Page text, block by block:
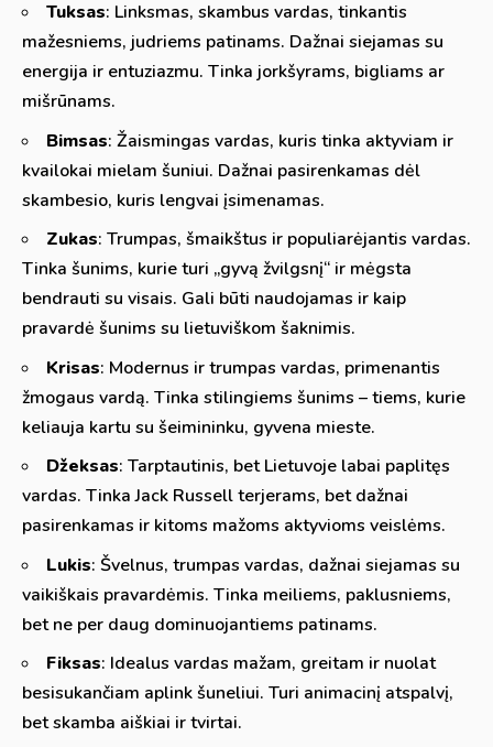
Tuksas: Linksmas, skambus vardas, tinkantis
mažesniems, judriems patinams. Dažnai siejamas su
energija ir entuziazmu. Tinka jorkšyrams, bigliams ar
mišrūnams.
Bimsas: Žaismingas vardas, kuris tinka aktyviam ir
kvailokai mielam šuniui. Dažnai pasirenkamas dėl
skambesio, kuris lengvai įsimenamas.
Zukas: Trumpas, šmaikštus ir populiarėjantis vardas.
Tinka šunims, kurie turi „gyvą žvilgsnį“ ir mėgsta
bendrauti su visais. Gali būti naudojamas ir kaip
pravardė šunims su lietuviškom šaknimis.
Krisas: Modernus ir trumpas vardas, primenantis
žmogaus vardą. Tinka stilingiems šunims – tiems, kurie
keliauja kartu su šeimininku, gyvena mieste.
Džeksas: Tarptautinis, bet Lietuvoje labai paplitęs
vardas. Tinka Jack Russell terjerams, bet dažnai
pasirenkamas ir kitoms mažoms aktyvioms veislėms.
Lukis: Švelnus, trumpas vardas, dažnai siejamas su
vaikiškais pravardėmis. Tinka meiliems, paklusniems,
bet ne per daug dominuojantiems patinams.
Fiksas: Idealus vardas mažam, greitam ir nuolat
besisukančiam aplink šuneliui. Turi animacinį atspalvį,
bet skamba aiškiai ir tvirtai.